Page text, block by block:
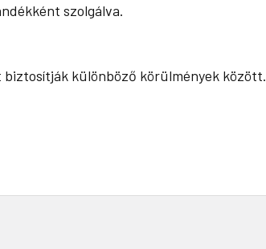
szolgálva.
különböző körülmények között.